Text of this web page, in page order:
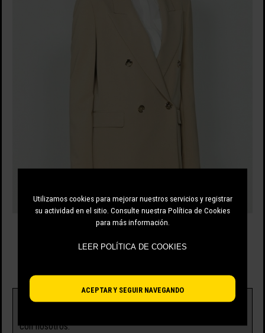
Utilizamos cookies para mejorar nuestros servicios y registrar
su actividad en el sitio. Consulte nuestra Política de Cookies
para más información.
ACEPTAR Y SEGUIR NAVEGANDO
Nota:Actualmente no tenemos existencias de este
con nosotros.
LEER POLÍTICA DE COOKIES